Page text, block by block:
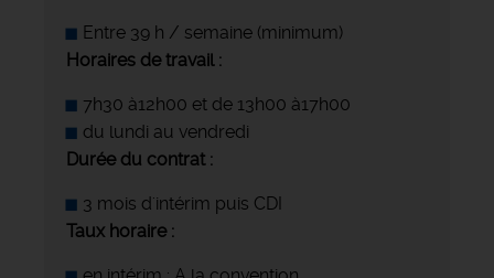
Entre 39 h / semaine (minimum)
Horaires de travail :
7h30 à12h00 et de 13h00 à17h00
du lundi au vendredi
Durée du contrat :
3 mois d'intérim puis CDI
Taux horaire :